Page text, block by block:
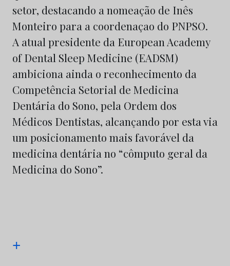
setor, destacando a nomeação de Inês
Monteiro para a coordenaçao do PNPSO.
A atual presidente da European Academy
of Dental Sleep Medicine (EADSM)
ambiciona ainda o reconhecimento da
Competência Setorial de Medicina
Dentária do Sono, pela Ordem dos
Médicos Dentistas, alcançando por esta via
um posicionamento mais favorável da
medicina dentária no “cômputo geral da
Medicina do Sono”.
+